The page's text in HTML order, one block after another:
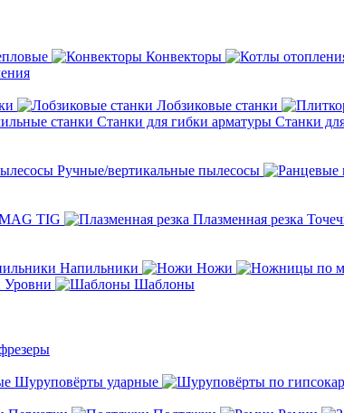
Конвекторы
Лобзиковые станки
станки Станки для гибки арматуры Станки
Ручные/вертикальные пылесосы
TIG Плазменная резка
Напильники Ножи
Уровни
Шаблоны
Шуруповёрты ударные